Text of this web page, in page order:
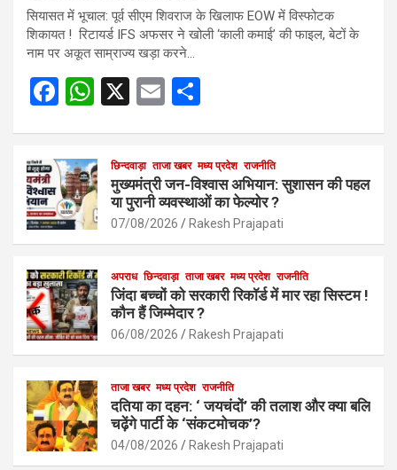
सियासत में भूचाल: पूर्व सीएम शिवराज के खिलाफ EOW में विस्फोटक
शिकायत ! रिटायर्ड IFS अफसर ने खोली ‘काली कमाई’ की फाइल, बेटों के
नाम पर अकूत साम्राज्य खड़ा करने…
F
b
o
o
k
W
s
A
p
p
X
E
e
छिन्दवाड़ा ताजा खबर मध्य प्रदेश राजनीति
मुख्यमंत्री जन-विश्वास अभियान: सुशासन की पहल
या पुरानी व्यवस्थाओं का फेल्योर ?
07/08/2026 Rakesh Prajapati
अपराध छिन्दवाड़ा ताजा खबर मध्य प्रदेश राजनीति
जिंदा बच्चों को सरकारी रिकॉर्ड में मार रहा सिस्टम !
कौन हैं जिम्मेदार ?
06/08/2026 Rakesh Prajapati
ताजा खबर मध्य प्रदेश राजनीति
दतिया का दहन: ‘ जयचंदों’ की तलाश और क्या बलि
चढ़ेंगे पार्टी के ‘संकटमोचक’?
04/08/2026 Rakesh Prajapati